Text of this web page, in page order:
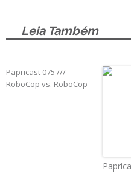
Leia Também
Papricast 075 ///
RoboCop vs. RoboCop